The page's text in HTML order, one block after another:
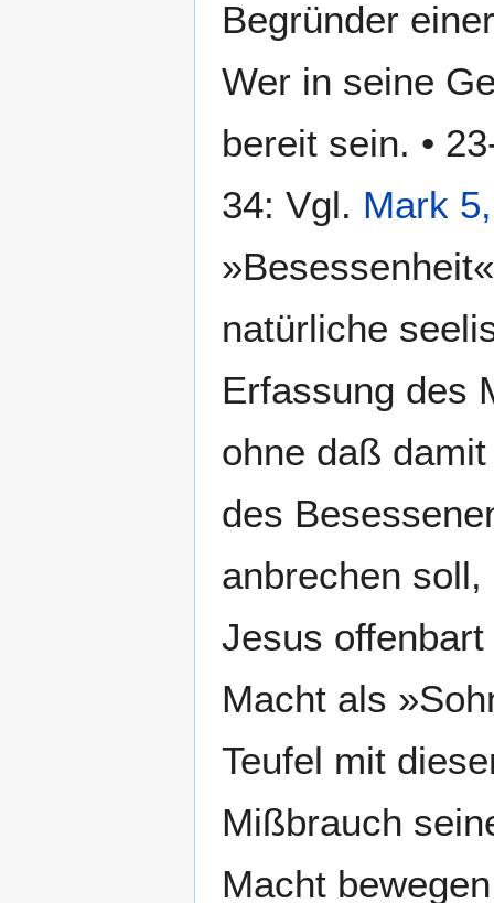
Begründer
Wer in seine
bereit sein. •
34: Vgl. Mark
natürliche
Erfassung des
ohne daß
des
anbrechen
Jesus
Macht als
Teufel mit
Mißbrauch
Macht